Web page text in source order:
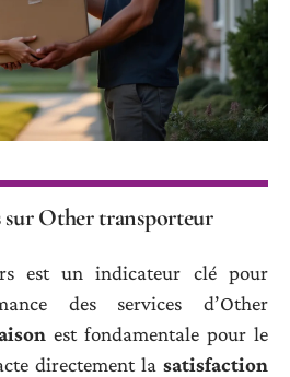
sur Other transporteur
est un indicateur clé pour
des services d’Other
est fondamentale pour le
directement la satisfaction